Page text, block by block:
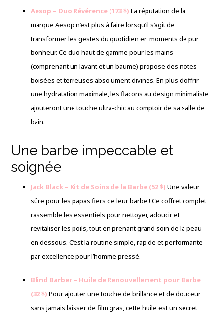
Aesop – Duo Révérence (173 $) La réputation de la
marque Aesop n’est plus à faire lorsqu’il s’agit de
transformer les gestes du quotidien en moments de pur
bonheur. Ce duo haut de gamme pour les mains
(comprenant un lavant et un baume) propose des notes
boisées et terreuses absolument divines. En plus d’offrir
une hydratation maximale, les flacons au design minimaliste
ajouteront une touche ultra-chic au comptoir de sa salle de
bain.
Une barbe impeccable et
soignée
Jack Black – Kit de Soins de la Barbe (52 $) Une valeur
sûre pour les papas fiers de leur barbe ! Ce coffret complet
rassemble les essentiels pour nettoyer, adoucir et
revitaliser les poils, tout en prenant grand soin de la peau
en dessous. C’est la routine simple, rapide et performante
par excellence pour l’homme pressé.
Blind Barber – Huile de Renouvellement pour Barbe
(32 $) Pour ajouter une touche de brillance et de douceur
sans jamais laisser de film gras, cette huile est un secret